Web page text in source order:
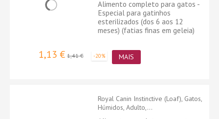
Alimento completo para gatos -
Especial para gatinhos
esterilizados (dos 6 aos 12
meses) (fatias finas em geleia)
1,13 € 1,41 € -20% MAIS
Royal Canin Instinctive (Loaf), Gatos,
Húmidos, Adulto,...